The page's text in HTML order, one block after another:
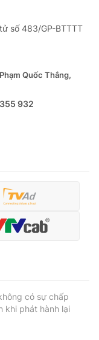
số 483/GP-BTTTT
Quốc Thắng,
932
có sự chấp
khi phát hành lại